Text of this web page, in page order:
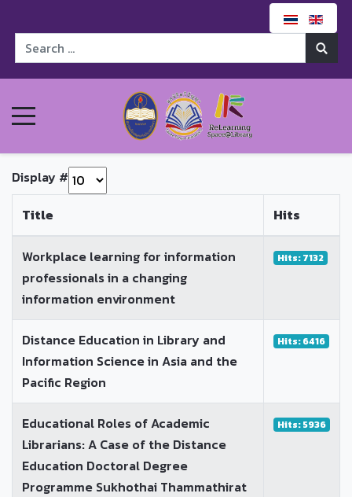
Display #
Title
Hits
Workplace learning for information
professionals in a changing
information environment
Hits: 7132
Distance Education in Library and
Information Science in Asia and the
Pacific Region
Hits: 6416
Educational Roles of Academic
Librarians: A Case of the Distance
Education Doctoral Degree
Programme Sukhothai Thammathirat
Hits: 5936